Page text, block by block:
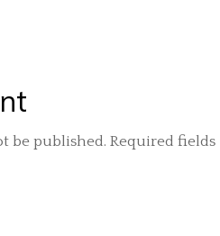
be published. Required fields